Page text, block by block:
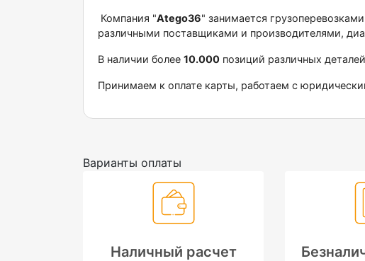
Компания "Аtеgо36" занимается
различными поставщиками и производителями,
В наличии более 10.000 позиций различных
Принимаем к оплате карты, работаем с
Варианты оплаты
Наличный расчет